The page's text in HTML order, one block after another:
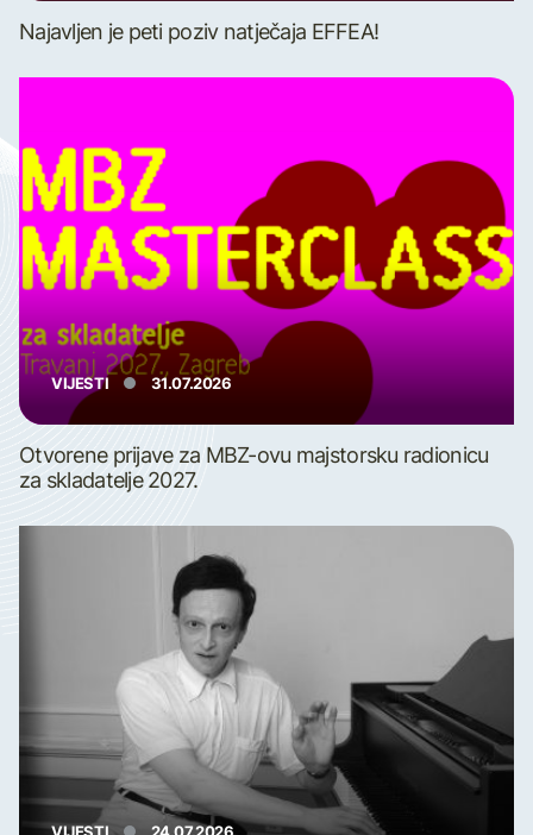
Najavljen je peti poziv natječaja EFFEA!
VIJESTI 31.07.2026
Otvorene prijave za MBZ-ovu majstorsku radionicu
za skladatelje 2027.